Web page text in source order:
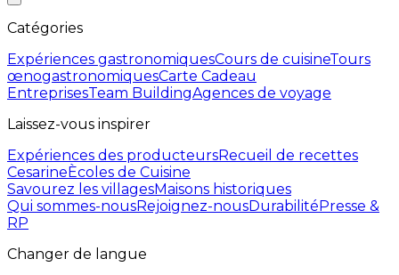
Catégories
Expériences gastronomiquesCours de cuisineTours
œnogastronomiquesCarte Cadeau
EntreprisesTeam BuildingAgences de voyage
Laissez-vous inspirer
Expériences des producteursRecueil de recettes
CesarineÈcoles de Cuisine
Savourez les villagesMaisons historiques
Qui sommes-nousRejoignez-nousDurabilitéPresse &
RP
Changer de langue